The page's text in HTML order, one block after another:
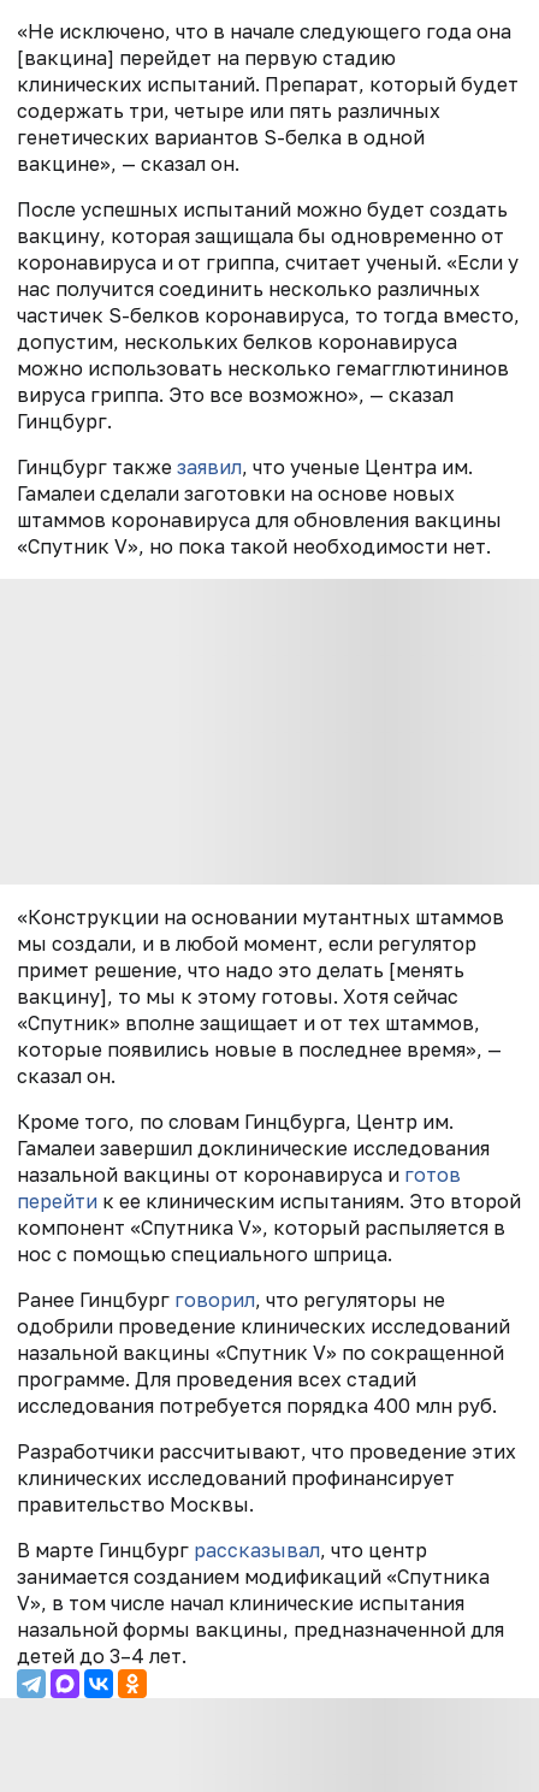
«Не исключено, что в начале следующего года она
[вакцина] перейдет на первую стадию
клинических испытаний. Препарат, который будет
содержать три, четыре или пять различных
генетических вариантов S-белка в одной
вакцине», — сказал он.
После успешных испытаний можно будет создать
вакцину, которая защищала бы одновременно от
коронавируса и от гриппа, считает ученый. «Если у
нас получится соединить несколько различных
частичек S-белков коронавируса, то тогда вместо,
допустим, нескольких белков коронавируса
можно использовать несколько гемагглютининов
вируса гриппа. Это все возможно», — сказал
Гинцбург.
Гинцбург также заявил, что ученые Центра им.
Гамалеи сделали заготовки на основе новых
штаммов коронавируса для обновления вакцины
«Спутник V», но пока такой необходимости нет.
«Конструкции на основании мутантных штаммов
мы создали, и в любой момент, если регулятор
примет решение, что надо это делать [менять
вакцину], то мы к этому готовы. Хотя сейчас
«Спутник» вполне защищает и от тех штаммов,
которые появились новые в последнее время», —
сказал он.
Кроме того, по словам Гинцбурга, Центр им.
Гамалеи завершил доклинические исследования
назальной вакцины от коронавируса и готов
перейти к ее клиническим испытаниям. Это второй
компонент «Спутника V», который распыляется в
нос с помощью специального шприца.
Ранее Гинцбург говорил, что регуляторы не
одобрили проведение клинических исследований
назальной вакцины «Спутник V» по сокращенной
программе. Для проведения всех стадий
исследования потребуется порядка 400 млн руб.
Разработчики рассчитывают, что проведение этих
клинических исследований профинансирует
правительство Москвы.
В марте Гинцбург рассказывал, что центр
занимается созданием модификаций «Спутника
V», в том числе начал клинические испытания
назальной формы вакцины, предназначенной для
детей до 3–4 лет.